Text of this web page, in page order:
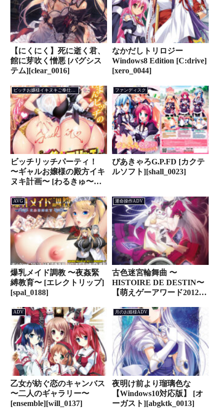
【にくにく】死に逝く君、
館に芽吹く憎悪 [バグシス
テム][clear_0016]
なかだしトリロジー
Windows8 Edition [C:drive]
[xero_0044]
ビッチお嬢様イキヌキご奉仕ADV
ビッチリッチパーティ！
〜ギャルお嬢様の殿方イキ
ヌキ計画〜 [わるきゅ〜れ]
ファンディスク
ぴあきゃろG.P.FD [カクテ
ルソフト][shall_0023]
AVG
爆乳メイド調教 〜夜姦緊
縛教育〜 [エレクトリップ]
[spal_0188]
運命操作ADV
古色迷宮輪舞曲 〜
HISTOIRE DE DESTIN〜
【萌えゲーアワード2012
[Yatagarasu][views_0286]
ADV
乙女が紡ぐ恋のキャンバス
〜二人のギャラリー〜
[ensemble][will_0137]
月のお姫様ADV
夜明け前より瑠璃色な
【Windows10対応版】 [オ
ーガスト][abgktk_0013]